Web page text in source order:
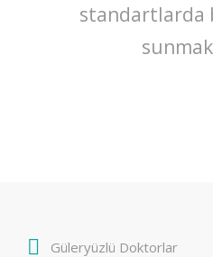
standartlarda
Güleryüzlü Doktorlar